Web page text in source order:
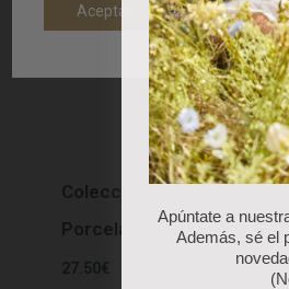
Colección “Red Berry”: Mug
Porcelana
27.50€
Aceptar Rechazar
Apúntate a
Además, sé el